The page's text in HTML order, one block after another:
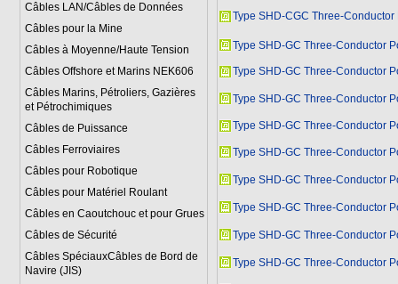
Câbles LAN/Câbles de Données
Câbles pour la Mine
Câbles à Moyenne/Haute Tension
Câbles Offshore et Marins NEK606
Câbles Marins, Pétroliers, Gazières
et Pétrochimiques
Câbles de Puissance
Câbles Ferroviaires
Câbles pour Robotique
Câbles pour Matériel Roulant
Câbles en Caoutchouc et pour Grues
Câbles de Sécurité
Câbles SpéciauxCâbles de Bord de
Navire (JIS)
Type SHD-CGC Three-
Type SHD-GC Three-Conductor
Type SHD-GC Three-Conductor
Type SHD-GC Three-Conductor
Type SHD-GC Three-Conductor
Type SHD-GC Three-Conductor
Type SHD-GC Three-Conductor
Type SHD-GC Three-Conductor
Type SHD-GC Three-Conductor
Type SHD-GC Three-Conductor